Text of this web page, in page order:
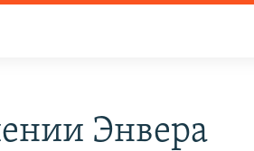
Энвера